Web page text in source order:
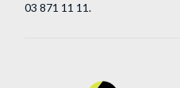
03 871 11 11.